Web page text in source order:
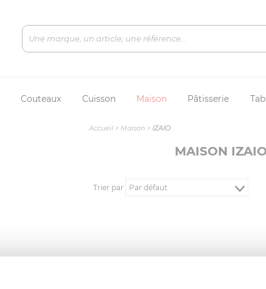
Couteaux Cuisson Maison Pâtisserie
Accueil > Maison > IZAIO
MAISON IZAIO
Trier par